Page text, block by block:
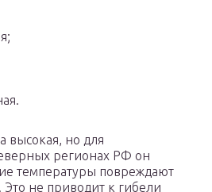
высокая, но для
регионах РФ он
температуры повреждают
не приводит к гибели